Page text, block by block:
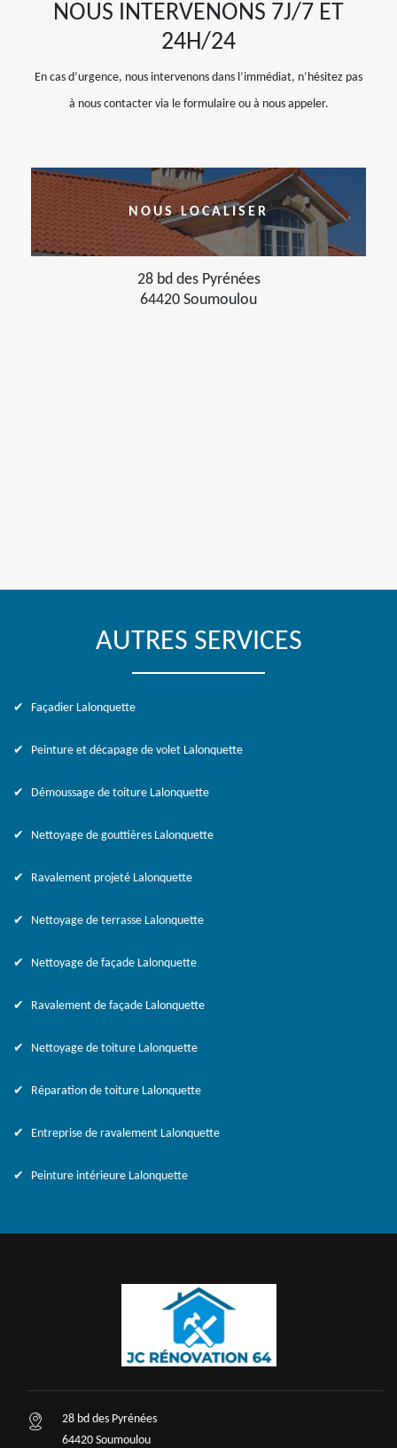
NOUS INTERVENONS 7J/7 ET
24H/24
En cas d’urgence, nous intervenons dans l’immédiat, n’hésitez pas
à nous contacter via le formulaire ou à nous appeler.
NOUS LOCALISER
28 bd des Pyrénées
64420 Soumoulou
AUTRES SERVICES
Façadier Lalonquette
Peinture et décapage de volet Lalonquette
Démoussage de toiture Lalonquette
Nettoyage de gouttières Lalonquette
Ravalement projeté Lalonquette
Nettoyage de terrasse Lalonquette
Nettoyage de façade Lalonquette
Ravalement de façade Lalonquette
Nettoyage de toiture Lalonquette
Réparation de toiture Lalonquette
Entreprise de ravalement Lalonquette
Peinture intérieure Lalonquette
28 bd des Pyrénées
64420 Soumoulou